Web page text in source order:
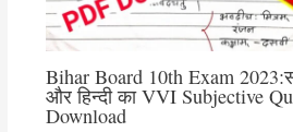
Bihar Board 10th Exam
और हिन्दी का VVI Subjective
Download